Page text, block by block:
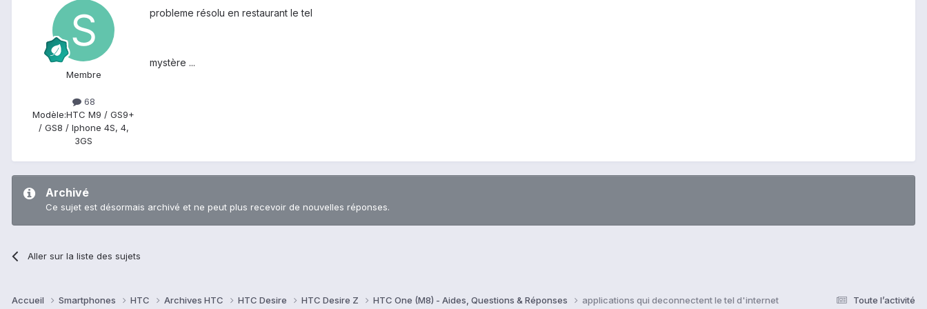
Membre
68
Modèle:HTC M9 / GS9+
/ GS8 / Iphone 4S, 4,
3GS
probleme résolu en restaurant le tel
mystère ...
Archivé
Ce sujet est désormais archivé et ne peut plus recevoir de nouvelles réponses.
Aller sur la liste des sujets
Toute l’activité
Accueil Smartphones HTC Archives HTC HTC Desire HTC Desire Z HTC One (M8) - Aides, Questions & Réponses applications qui deconnectent le tel d'internet